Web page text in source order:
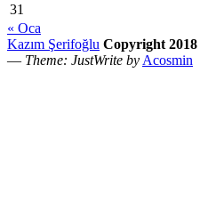
31
« Oca
Kazım Şerifoğlu Copyright 2018
— Theme: JustWrite by Acosmin